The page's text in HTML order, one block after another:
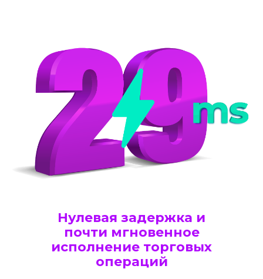
Нулевая задержка и
почти мгновенное
исполнение торговых
операций